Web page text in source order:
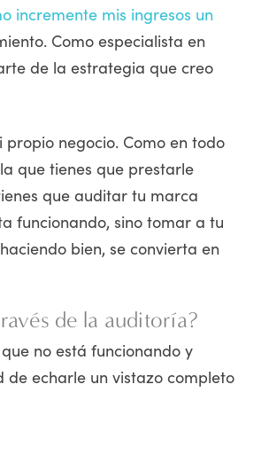
incremente mis ingresos un
Como especialista en
de la estrategia que creo
negocio. Como en todo
que tienes que prestarle
que auditar tu marca
funcionando, sino tomar a tu
bien, se convierta en
de la auditoría?
no está funcionando y
echarle un vistazo completo